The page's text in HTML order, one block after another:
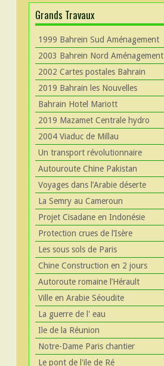
Grands Travaux
1999 Bahrein Sud Aménagement
2003 Bahrein Nord Aménagement
2002 Cartes postales Bahrain
2019 Bahrain les Nouvelles
Bahrain Hotel Mariott
2019 Mazamet Centrale hydro
2004 Viaduc de Millau
Un transport révolutionnaire
Autouroute Chine Pakistan
Voyages dans l’Arabie déserte
La Semry au Cameroun
Projet Cisadane en Indonésie
Protection crues de l’Isère
Les sous sols de Paris
Chine Construction en 2 jours
Autoroute romaine l’Hérault
Ville en Arabie Séoudite
La guerre de l' eau
Ile de la Réunion
Notre-Dame Paris chantier
Le pont de l'ile de Ré